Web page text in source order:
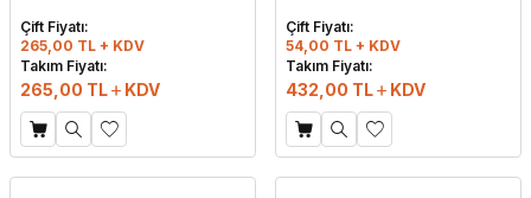
Çift Fiyatı:
265,00 TL + KDV
Takım Fiyatı:
265,00 TL KDV
Çift Fiyatı:
54,00 TL + KDV
Takım Fiyatı:
432,00 TL KDV